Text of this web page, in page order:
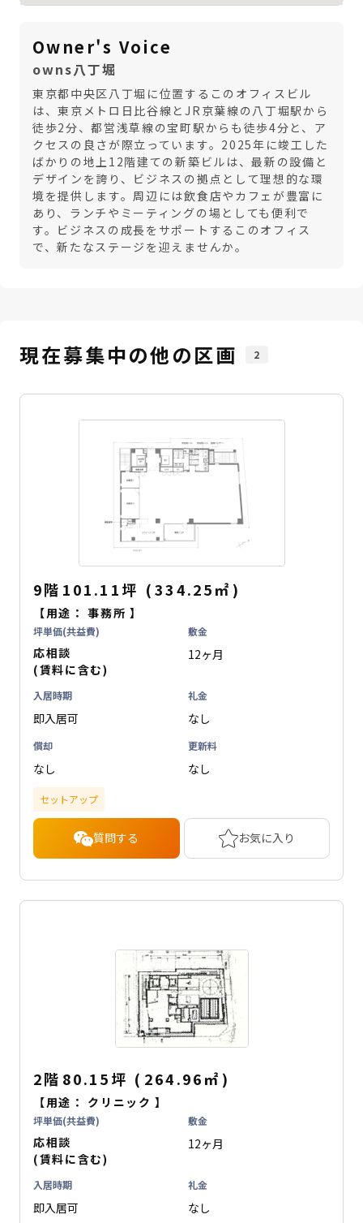
Owner's Voice
owns八丁堀
東京都中央区八丁堀に位置するこのオフィスビル
は、東京メトロ日比谷線とJR京葉線の八丁堀駅から
徒歩2分、都営浅草線の宝町駅からも徒歩4分と、ア
クセスの良さが際立っています。2025年に竣工した
ばかりの地上12階建ての新築ビルは、最新の設備と
デザインを誇り、ビジネスの拠点として理想的な環
境を提供します。周辺には飲食店やカフェが豊富に
あり、ランチやミーティングの場としても便利で
す。ビジネスの成長をサポートするこのオフィス
で、新たなステージを迎えませんか。
現在募集中の他の区画 2
9階 101.11坪 ( 334.25㎡ )
【用途：事務所 】
坪単価(共益費)
応相談
(賃料に含む)
敷金
12ヶ月
入居時期
即入居可
礼金
なし
償却
なし
更新料
なし
セットアップ
質問する お気に入り
2階 80.15坪 ( 264.96㎡ )
【用途： クリニック 】
坪単価(共益費)
応相談
(賃料に含む)
敷金
12ヶ月
入居時期
即入居可
礼金
なし